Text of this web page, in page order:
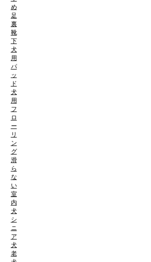
め
足
裏
靴
下
犬
用
パ
ッ
ド
犬
用
フ
ロ
ー
リ
ン
グ
滑
ら
な
い
室
内
犬
シ
ニ
ア
犬
老